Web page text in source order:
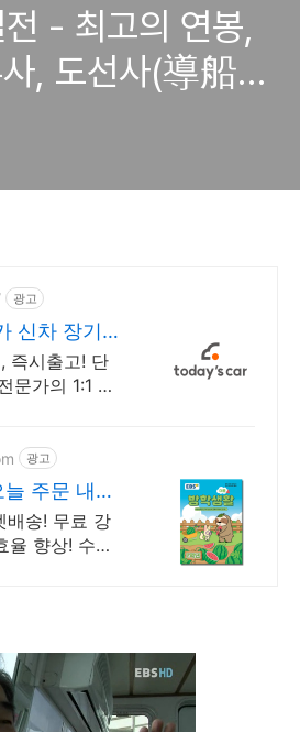
- 최고의 연봉,
, 도선사(導船
광고
신차 장기렌
즉시출고! 단
문가의 1:1 맞
광고
주문 내일
배송! 무료 강
율 향상! 수능